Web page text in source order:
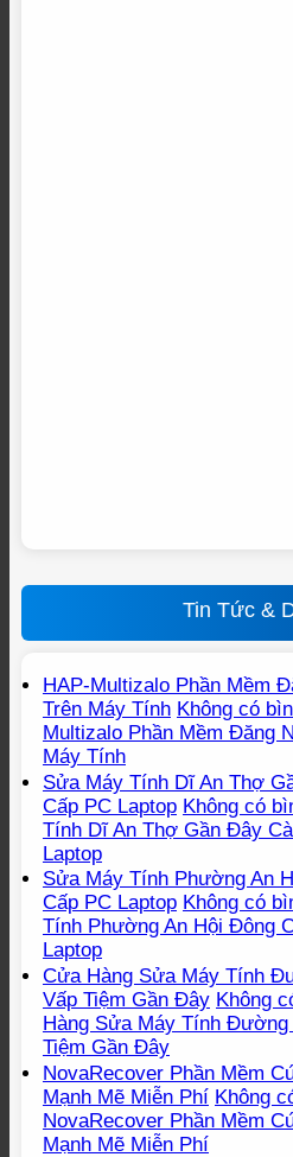
Tin Tức &
HAP-Multizalo Phần Mềm
Trên Máy Tính Không có
Multizalo Phần Mềm Đăng
Máy Tính
Sửa Máy Tính Dĩ An Thợ
Cấp PC Laptop Không có
Tính Dĩ An Thợ Gần Đây
Laptop
Sửa Máy Tính Phường An
Cấp PC Laptop Không có
Tính Phường An Hội Đông
Laptop
Cửa Hàng Sửa Máy Tính
Vấp Tiệm Gần Đây Không
Hàng Sửa Máy Tính Đường
Tiệm Gần Đây
NovaRecover Phần Mềm
Mạnh Mẽ Miễn Phí Không
NovaRecover Phần Mềm
Mạnh Mẽ Miễn Phí